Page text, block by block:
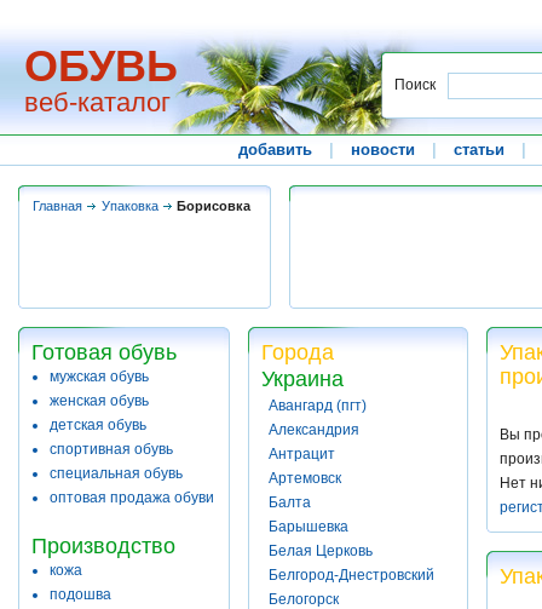
ОБУВЬ
веб-каталог
Поиск
добавить новости статьи
Главная Упаковка Борисовка
Готовая обувь
мужская обувь
женская обувь
детская обувь
спортивная обувь
специальная обувь
оптовая продажа обуви
Производство
кожа
подошва
Города
Украина
Авангард (пгт)
Александрия
Антрацит
Артемовск
Балта
Барышевка
Белая Церковь
Белгород-Днестровский
Белогорск
Вы
Нет